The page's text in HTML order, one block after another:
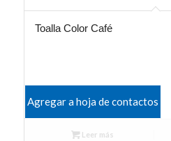
Toalla Color Café
Agregar a hoja de contactos
Leer más